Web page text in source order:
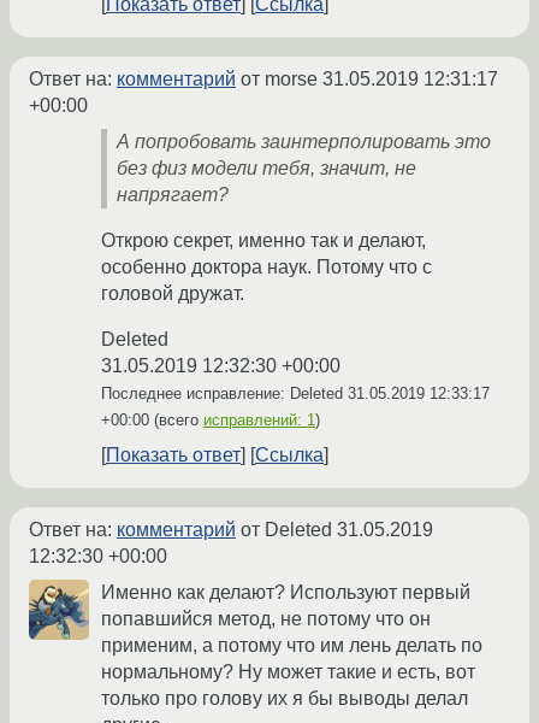
Показать ответ
Ссылка
Ответ на: комментарий от morse 31.05.2019 12:31:17
+00:00
А попробовать заинтерполировать это
без физ модели тебя, значит, не
напрягает?
Открою секрет, именно так и делают,
особенно доктора наук. Потому что с
головой дружат.
Deleted
31.05.2019 12:32:30 +00:00
Последнее исправление: Deleted 31.05.2019 12:33:17
+00:00 (всего исправлений: 1)
Показать ответ Ссылка
Ответ на: комментарий от Deleted 31.05.2019
12:32:30 +00:00
Именно как делают? Используют первый
попавшийся метод, не потому что он
применим, а потому что им лень делать по
нормальному? Ну может такие и есть, вот
только про голову их я бы выводы делал